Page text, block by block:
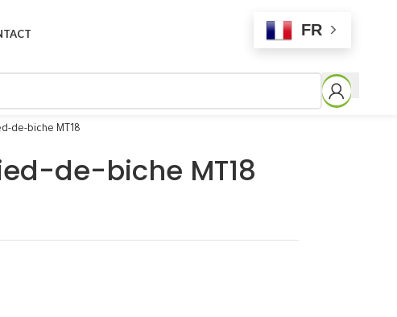
FR
de-biche MT18
de-biche MT18